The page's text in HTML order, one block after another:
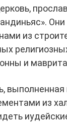
Они
из
и
из